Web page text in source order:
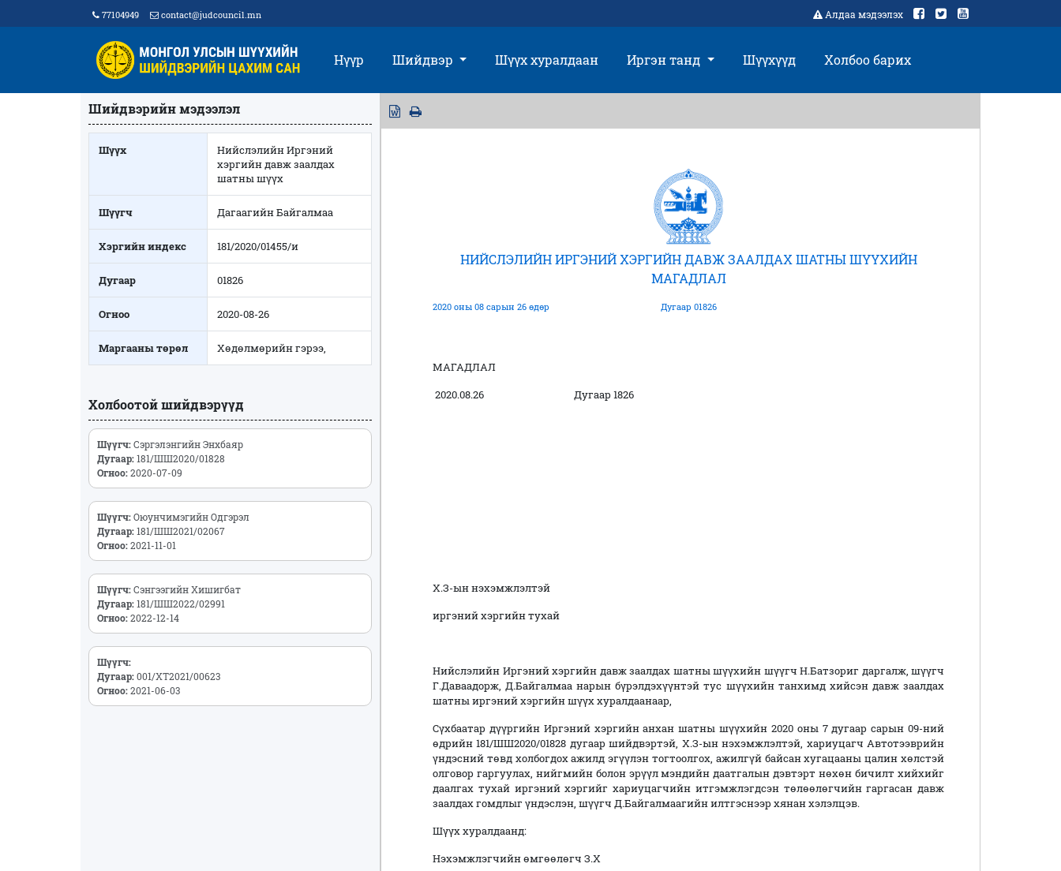
77104949 contact@judcouncil.mn Алдаа мэдээлэх
Нүүр Шийдвэр Шүүх хуралдаан Иргэн танд Шүүхүүд Холбоо барих
Шийдвэрийн мэдээлэл
Шүүх
Нийслэлийн Иргэний
хэргийн давж заалдах
шатны шүүх
Шүүгч Дагаагийн Байгалмаа
Хэргийн индекс 181/2020/01455/и
Дугаар 01826
Огноо 2020-08-26
Маргааны төрөл Хөдөлмөрийн гэрээ,
Холбоотой шийдвэрүүд
Шүүгч:Сэргэлэнгийн Энхбаяр
Дугаар:181/ШШ2020/01828
Огноо:2020-07-09
Шүүгч:Оюунчимэгийн Одгэрэл
Дугаар:181/ШШ2021/02067
Огноо:2021-11-01
Шүүгч:Сэнгээгийн Хишигбат
Дугаар:181/ШШ2022/02991
Огноо:2022-12-14
Шүүгч:
Дугаар:001/ХТ2021/00623
Огноо:2021-06-03
НИЙСЛЭЛИЙН ИРГЭНИЙ ХЭРГИЙН ДАВЖ ЗААЛДАХ ШАТНЫ ШҮҮХИЙН
МАГАДЛАЛ
2020 оны 08 сарын 26 өдөр Дугаар 01826
МАГАДЛАЛ
2020.08.26 Дугаар 1826
Х.З-ын нэхэмжлэлтэй
иргэний хэргийн тухай
Нийслэлийн Иргэний хэргийн давж заалдах шатны шүүхийн шүүгч Н.Батзориг даргалж, шүүгч
Г.Даваадорж, Д.Байгалмаа нарын бүрэлдэхүүнтэй тус шүүхийн танхимд хийсэн давж заалдах
шатны иргэний хэргийн шүүх хуралдаанаар,
Сүхбаатар дүүргийн Иргэний хэргийн анхан шатны шүүхийн 2020 оны 7 дугаар сарын 09-ний
өдрийн 181/ШШ2020/01828 дугаар шийдвэртэй, Х.З-ын нэхэмжлэлтэй, хариуцагч Автотээврийн
үндэсний төвд холбогдох ажилд эгүүлэн тогтоолгох, ажилгүй байсан хугацааны цалин хөлстэй
олговор гаргуулах, нийгмийн болон эрүүл мэндийн даатгалын дэвтэрт нөхөн бичилт хийхийг
даалгах тухай иргэний хэргийг хариуцагчийн итгэмжлэгдсэн төлөөлөгчийн гаргасан давж
заалдах гомдлыг үндэслэн, шүүгч Д.Байгалмаагийн илтгэснээр хянан хэлэлцэв.
Шүүх хуралдаанд:
Нэхэмжлэгчийн өмгөөлөгч З.Х